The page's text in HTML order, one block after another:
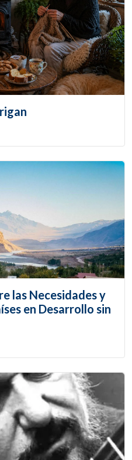
las Necesidades y
en Desarrollo sin